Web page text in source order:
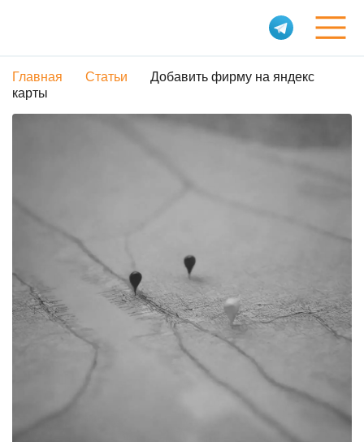
Услуги
Обо мне
Контакты
Главная Статьи
Добавить фирму на яндекс
карты